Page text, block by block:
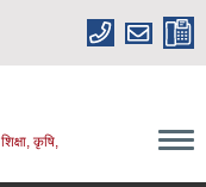
कृषि,